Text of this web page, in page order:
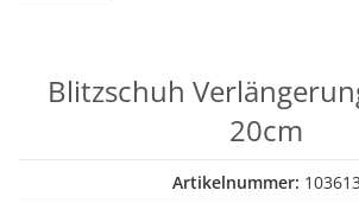
Blitzschuh
20cm
Artikelnummer: 103613